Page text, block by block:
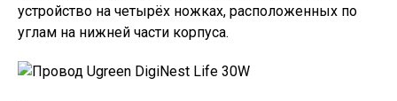
устройство на четырёх ножках, расположенных по
углам на нижней части корпуса.